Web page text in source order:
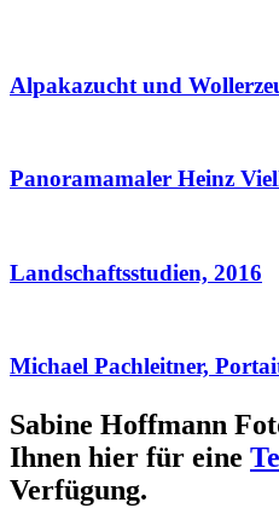
Alpakazucht und
Panoramamaler Heinz
Landschaftsstudien, 2016
Michael Pachleitner,
Sabine Hoffmann
Ihnen hier für eine
Verfügung.